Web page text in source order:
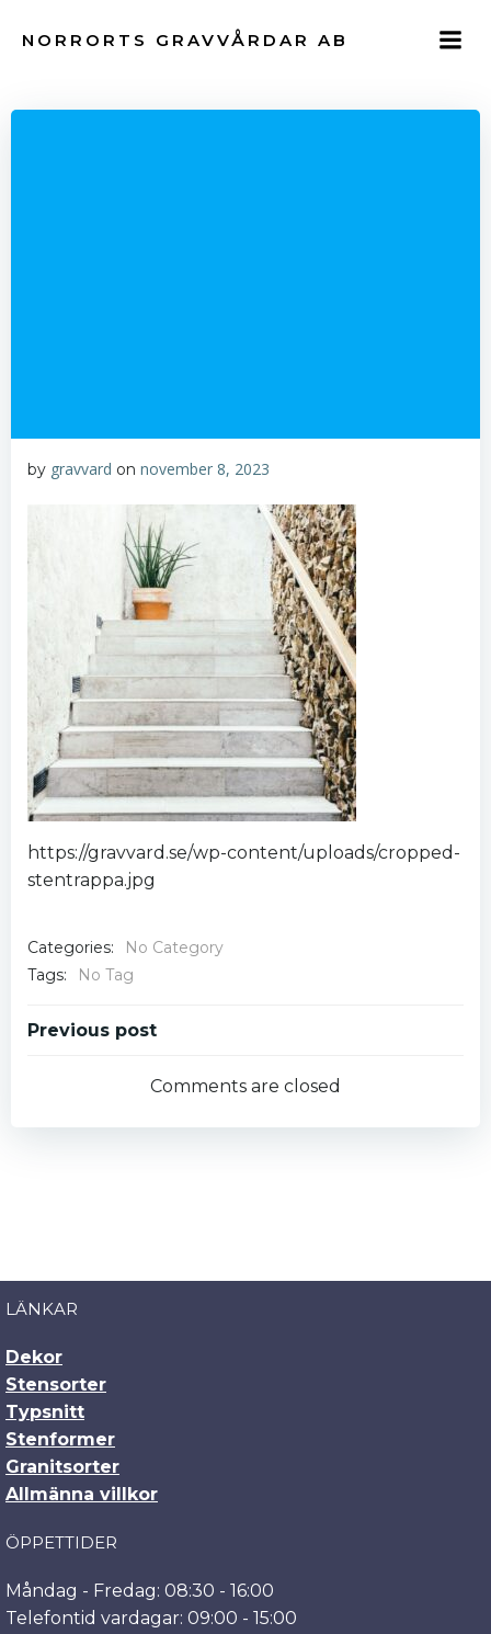
till
NORRORTS GRAVVÅRDAR AB
by gravvard on november 8, 2023
https://gravvard.se/wp-content/uploads/cropped-
stentrappa.jpg
Categories:
No Category
Tags:
No Tag
Post
navigation
Previous post
Comments are closed
LÄNKAR
Dekor
Stensorter
Typsnitt
Stenformer
Granitsorter
Allmänna villkor
ÖPPETTIDER
Måndag - Fredag: 08:30 - 16:00
Telefontid vardagar: 09:00 - 15:00